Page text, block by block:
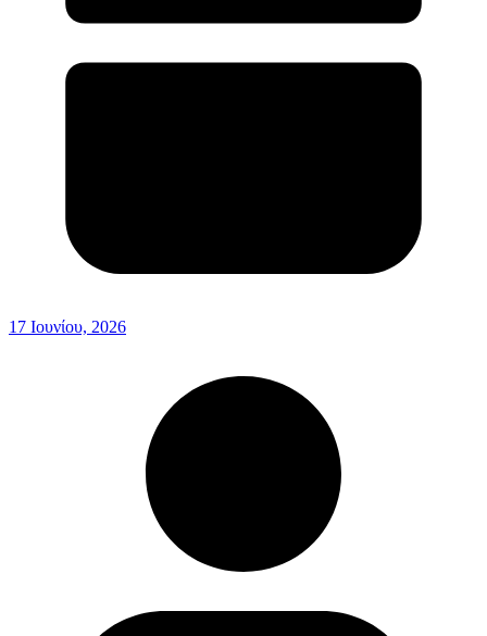
17 Ιουνίου, 2026